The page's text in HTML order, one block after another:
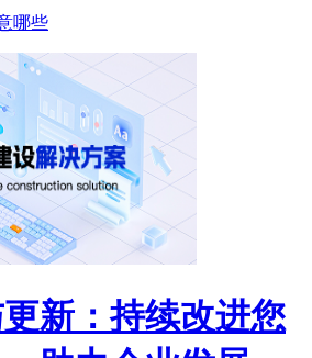
哪些
新：持续改进您